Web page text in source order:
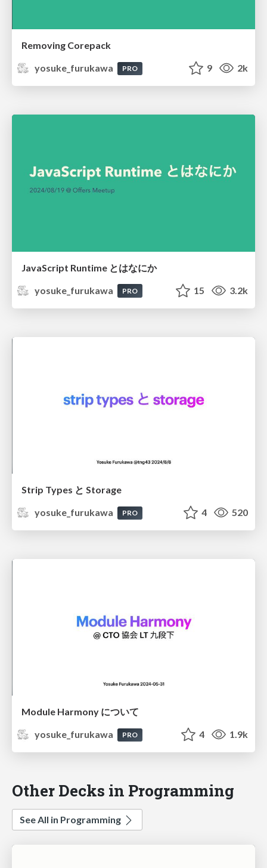
Removing Corepack
yosuke_furukawa
PRO 9 2k
JavaScript Runtime とはなにか
yosuke_furukawa
PRO 15 3.2k
Strip Types と Storage
yosuke_furukawa
PRO 4 520
Module Harmony について
yosuke_furukawa
PRO 4 1.9k
Other Decks in Programming
See All in Programming